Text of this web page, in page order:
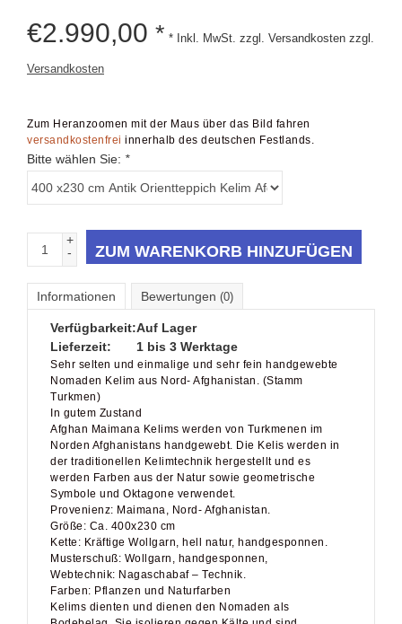
Versandkosten
versandkostenfrei
innerhalb des deutschen Festlands.
Bitte wählen Sie: *
-
ZUM WARENKORB HINZUFÜGEN
Verfügbarkeit:
Auf Lager
Lieferzeit:
1 bis 3 Werktage
Sehr selten und einmalige und sehr fein handgewebte
Nomaden Kelim aus Nord- Afghanistan. (Stamm
Turkmen)
In gutem Zustand
Afghan Maimana Kelims werden von Turkmenen im
Norden Afghanistans handgewebt. Die Kelis werden in
der traditionellen Kelimtechnik hergestellt und es
werden Farben aus der Natur sowie geometrische
Symbole und Oktagone verwendet.
Provenienz: Maimana, Nord- Afghanistan.
Größe: Ca. 400x230 cm
Kette: Kräftige Wollgarn, hell natur, handgesponnen.
Musterschuß: Wollgarn, handgesponnen,
Webtechnik: Nagaschabaf – Technik.
Farben: Pflanzen und Naturfarben
Kelims dienten und dienen den Nomaden als
Bodebelag. Sie isolieren gegen Kälte und sind
gleichseitig Dekorationsstücke. Kleine Stücke sind die